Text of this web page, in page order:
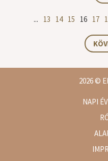
... 13 14 15 16 17
2026©
NAPI